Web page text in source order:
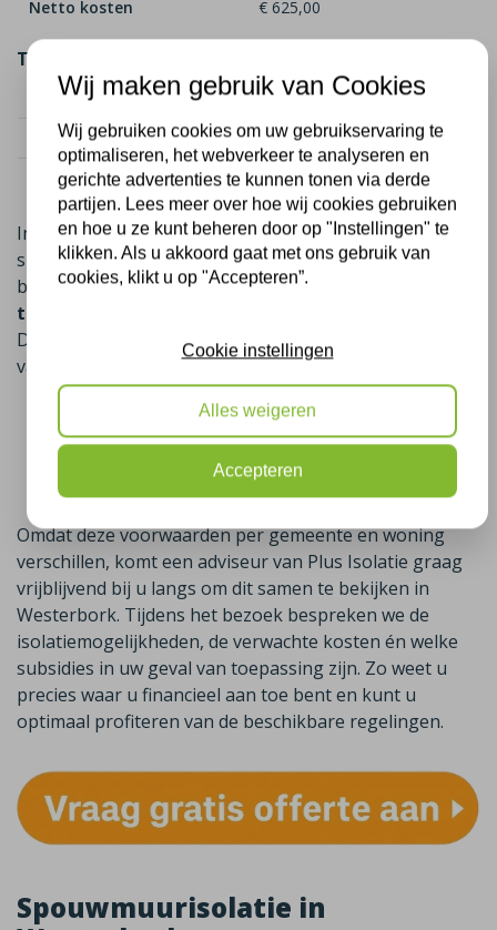
Netto kosten € 625,00
Totaal
Totaal kosten
€ 4.050
Totaal subsidie
€ 2.412,50
Netto kosten totaal
€ 1.637,50
In sommige gevallen is er naast de landelijke ISDE-
subsidie ook nog een gemeentelijke subsidie
beschikbaar, u krijgt dan in sommige gevallen geld
toe op het isoleren van uw woning in Westerbork
Deze extra vergoeding verschilt per gemeente en is
vaak afhankelijk van factoren zoals:
de WOZ-waarde van de woning,
het huidige energielabel,
en het aantal isolatiemaatregelen dat nog
mogelijk is.
Omdat deze voorwaarden per gemeente en woning
verschillen, komt een adviseur van Plus Isolatie graag
vrijblijvend bij u langs om dit samen te bekijken in
Westerbork. Tijdens het bezoek bespreken we de
isolatiemogelijkheden, de verwachte kosten én welke
subsidies in uw geval van toepassing zijn. Zo weet u
precies waar u financieel aan toe bent en kunt u
optimaal profiteren van de beschikbare regelingen.
Spouwmuurisolatie in
Wij maken gebruik van Cookies
Wij gebruiken cookies om uw gebruikservaring te
optimaliseren, het webverkeer te analyseren en
gerichte advertenties te kunnen tonen via derde
partijen. Lees meer over hoe wij cookies gebruiken
en hoe u ze kunt beheren door op "Instellingen" te
klikken. Als u akkoord gaat met ons gebruik van
cookies, klikt u op "Accepteren”.
Cookie instellingen
Alles weigeren
Accepteren